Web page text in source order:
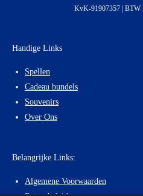
e
t
KvK-91907357 | BTW
Handige Links
Spellen
Cadeau bundels
Souvenirs
Over Ons
Belangrijke Links:
Algemene Voorwaarden